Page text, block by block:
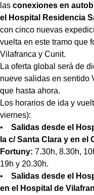
las conexiones en
el Hospital Residencia
con cinco nuevas
vuelta en este tramo que
Vilafranca y Cunit.
La oferta global será de
nueve salidas en sentido
que hasta ahora.
Los horarios de ida y
viernes):
• Salidas desde el
la c/ Santa Clara y en
Fortuny: 7.30h, 8.30h,
19h y 20.30h.
• Salidas desde el
en el Hospital de